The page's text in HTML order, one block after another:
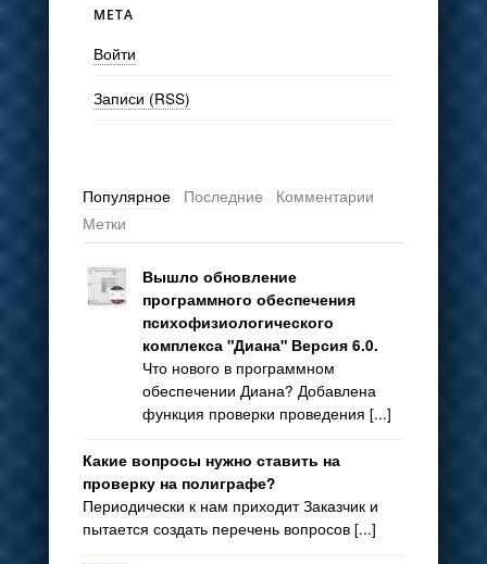
МЕТА
Войти
Записи (RSS)
Популярное Последние
Комментарии
Метки
Вышло обновление
программного обеспечения
психофизиологического
комплекса "Диана" Версия 6.0.
Что нового в программном
обеспечении Диана? Добавлена
функция проверки проведения [...]
Какие вопросы нужно ставить на
проверку на полиграфе?
Периодически к нам приходит Заказчик и
пытается создать перечень вопросов [...]